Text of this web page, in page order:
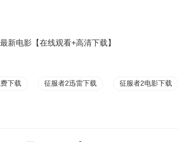
新电影【在线观看+高清下载】
下载 征服者2迅雷下载 征服者2电影下载